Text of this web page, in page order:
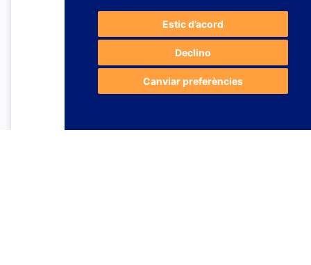
Estic d’acord
Declino
Canviar preferències